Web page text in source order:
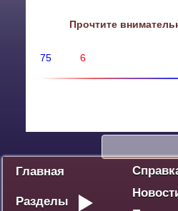
Прочтите
75 6
Главная
Разделы
Политика
Экономика
Социум
Культура
Дебют
Победа -
Ваше мнение
Разное